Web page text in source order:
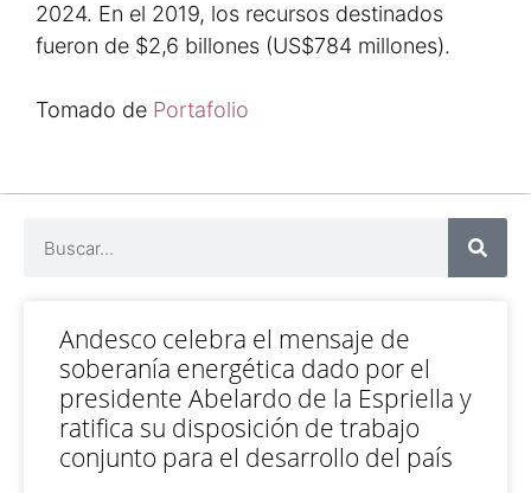
2024. En el 2019, los recursos destinados
fueron de $2,6 billones (US$784 millones).
Tomado de Portafolio
Andesco celebra el mensaje de
soberanía energética dado por el
presidente Abelardo de la Espriella y
ratifica su disposición de trabajo
conjunto para el desarrollo del país